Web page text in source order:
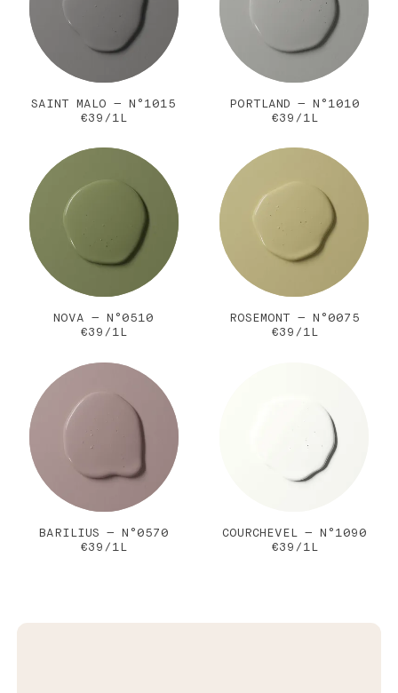
SAINT MALO — N°1015
€39/1L
PORTLAND — N°1010
€39/1L
NOVA — N°0510
€39/1L
ROSEMONT — N°0075
€39/1L
BARILIUS — N°0570
€39/1L
COURCHEVEL — N°1090
€39/1L